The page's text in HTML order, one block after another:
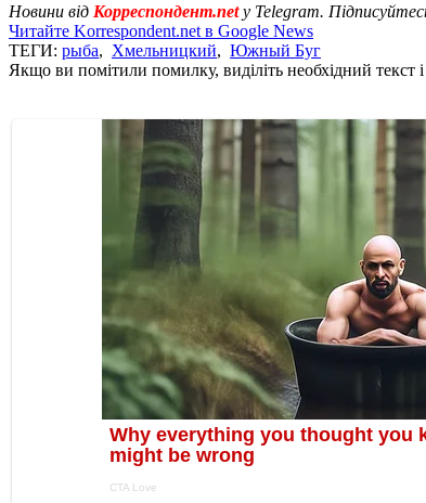
Новини від Корреспондент.netу Telegram.
Читайте Korrespondent.net в Google News
ТЕГИ: рыба, Хмельницкий, Южный Буг
Якщо ви помітили помилку, виділіть необхідний